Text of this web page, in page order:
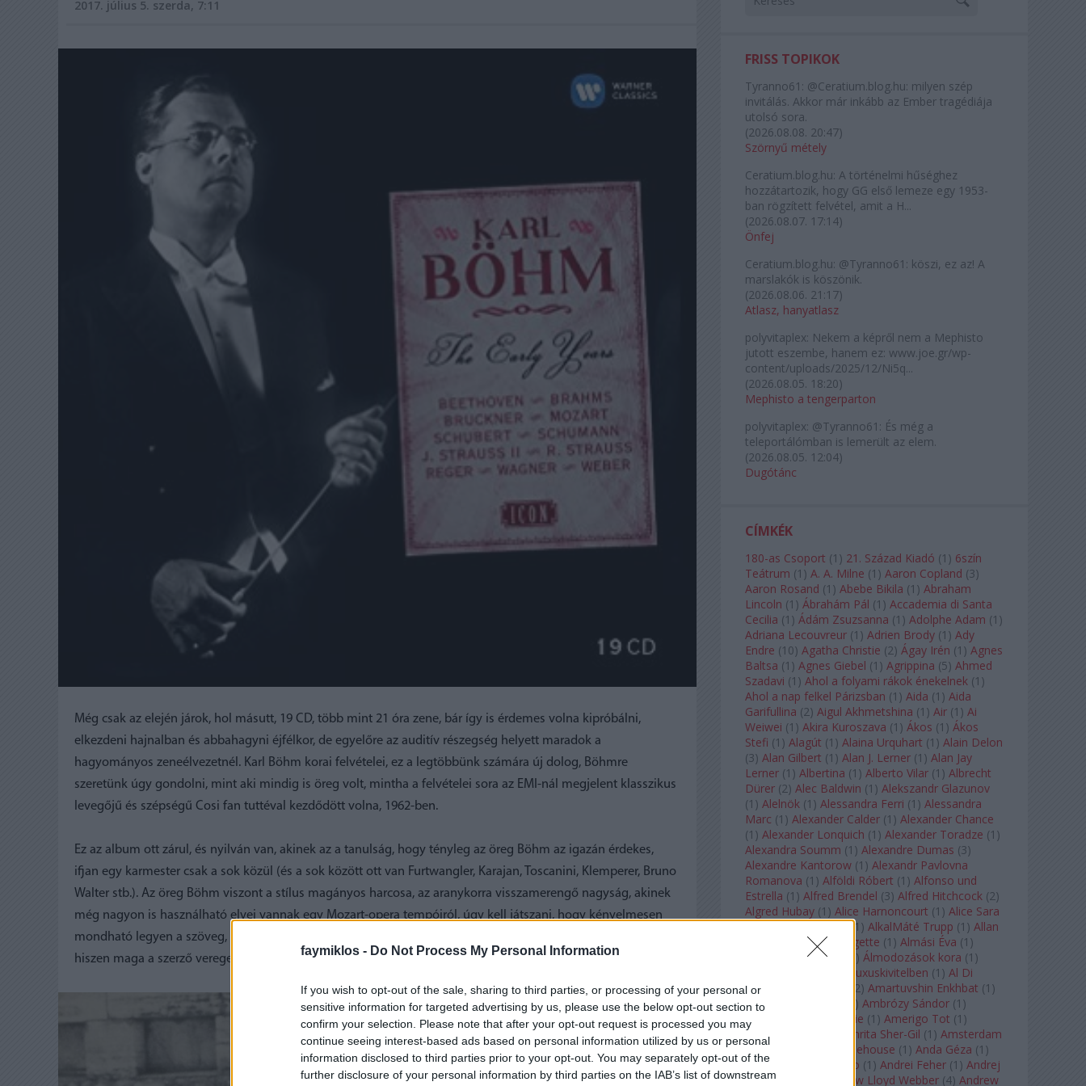
faymiklos - Do Not Process My Personal Information
If you wish to opt-out of the sale, sharing to third parties, or processing of your personal or
sensitive information for targeted advertising by us, please use the below opt-out section to
confirm your selection. Please note that after your opt-out request is processed you may
continue seeing interest-based ads based on personal information utilized by us or personal
information disclosed to third parties prior to your opt-out. You may separately opt-out of the
further disclosure of your personal information by third parties on the IAB’s list of downstream
2017. július 5. szerda, 7:11
Még csak az elején járok, hol másutt, 19 CD, több mint 21 óra zene, bár így is érdemes volna kipróbálni,
elkezdeni hajnalban és abbahagyni éjfélkor, de egyelőre az auditív részegség helyett maradok a
hagyományos zeneélvezetnél. Karl Böhm korai felvételei, ez a legtöbbünk számára új dolog, Böhmre
szeretünk úgy gondolni, mint aki mindig is öreg volt, mintha a felvételei sora az EMI-nál megjelent klasszikus
levegőjű és szépségű Cosi fan tuttéval kezdődött volna, 1962-ben.
Ez az album ott zárul, és nyilván van, akinek az a tanulság, hogy tényleg az öreg Böhm az igazán érdekes,
ifjan egy karmester csak a sok közül (és a sok között ott van Furtwangler, Karajan, Toscanini, Klemperer, Bruno
Walter stb.). Az öreg Böhm viszont a stílus magányos harcosa, az aranykorra visszamerengő nagyság, akinek
még nagyon is használható elvei vannak egy Mozart-opera tempóiról, úgy kell játszani, hogy kényelmesen
mondható legyen a szöveg, és első kézből vannak információi Richard Strauss szimfonikus költeményeiről is,
hiszen maga a szerző veregette meg a vállát, ha elégedett volt vele.
FRISS TOPIKOK
Tyranno61: @Ceratium.blog.hu: milyen szép
invitálás. Akkor már inkább az Ember tragédiája
utolsó sora.
(2026.08.08. 20:47)
Szörnyű métely
Ceratium.blog.hu: A történelmi hűséghez
hozzátartozik, hogy GG első lemeze egy 1953-
ban rögzített felvétel, amit a H...
(2026.08.07. 17:14)
Önfej
Ceratium.blog.hu: @Tyranno61: köszi, ez az! A
marslakók is köszönik.
(2026.08.06. 21:17)
Atlasz, hanyatlasz
polyvitaplex: Nekem a képről nem a Mephisto
jutott eszembe, hanem ez: www.joe.gr/wp-
content/uploads/2025/12/Ni5q...
(2026.08.05. 18:20)
Mephisto a tengerparton
polyvitaplex: @Tyranno61: És még a
teleportálómban is lemerült az elem.
(2026.08.05. 12:04)
Dugótánc
CÍMKÉK
180-as Csoport (1 ) 21. Század Kiadó (1 ) 6szín
Teátrum (1 ) A. A. Milne (1 ) Aaron Copland (3)
Aaron Rosand (1 ) Abebe Bikila (1 ) Abraham
Lincoln (1 ) Ábrahám Pál (1 ) Accademia di Santa
Cecilia (1 ) Ádám Zsuzsanna (1 ) Adolphe Adam (1 )
Adriana Lecouvreur (1 ) Adrien Brody (1 ) Ady
Endre (10) Agatha Christie (2) Ágay Irén (1 ) Agnes
Baltsa (1 ) Agnes Giebel (1 ) Agrippina (5) Ahmed
Szadavi (1 ) Ahol a folyami rákok énekelnek (1 )
Ahol a nap felkel Párizsban (1 ) Aida (1 ) Aida
Garifullina (2) Aigul Akhmetshina (1 ) Air (1 ) Ai
Weiwei (1 ) Akira Kuroszava (1 ) Ákos (1 ) Ákos
Stefi (1 ) Alagút (1 ) Alaina Urquhart (1 ) Alain Delon
(3) Alan Gilbert (1 ) Alan J. Lerner (1 ) Alan Jay
Lerner (1 ) Albertina (1 ) Alberto Vilar (1 ) Albrecht
Dürer (2) Alec Baldwin (1 ) Alekszandr Glazunov
(1 ) Alelnök (1 ) Alessandra Ferri (1 ) Alessandra
Marc (1 ) Alexander Calder (1 ) Alexander Chance
(1 ) Alexander Lonquich (1 ) Alexander Toradze (1 )
Alexandra Soumm (1 ) Alexandre Dumas (3)
Alexandre Kantorow (1 ) Alexandr Pavlovna
Romanova (1 ) Alföldi Róbert (1 ) Alfonso und
Estrella (1 ) Alfred Brendel (3) Alfred Hitchcock (2)
Algred Hubay (1 ) Alice Harnoncourt (1 ) Alice Sara
Ott (1) Alice Springs (1 ) AlkalMáté Trupp (1 ) Allan
Allen Midgette (1 ) Almási Éva (1 )
Almásy László Ede
) Álmodozások kora (1 )
Álom luxuskivitelben (1 ) Al Di
Meola
2) Amartuvshin Enkhbat (1 )
Ambroise Thomas
) Ambrózy Sándor (1 )
Ambrus Kyri
Amélie (1 ) Amerigo Tot (1 )
Amikor Galéria
Amrita Sher-Gil (1 ) Amsterdam
Baroque
Amy Winehouse (1 ) Anda Géza (1 )
Andrea del Verrocchio (1 ) Andrei Feher (1 ) Andrej
Tarkovszkij
Andrew Lloyd Webber (4) Andrew